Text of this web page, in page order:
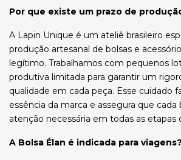
Por que existe um prazo de
A Lapin Unique é um ateliê brasileiro
produção artesanal de bolsas e
legítimo. Trabalhamos com pequenos
produtiva limitada para garantir um
qualidade em cada peça. Esse cuidado
essência da marca e assegura que cada
atenção necessária em todas as etapas
A Bolsa Élan é indicada para viagens?